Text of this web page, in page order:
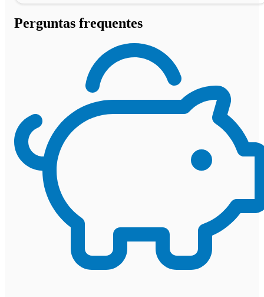
Perguntas frequentes